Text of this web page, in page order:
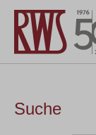
Suche